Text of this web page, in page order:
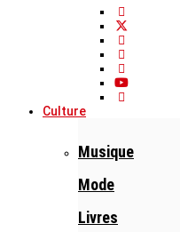
Culture
Musique
Mode
Livres